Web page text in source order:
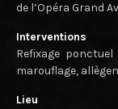
de l’Opéra Grand
Interventions
Refixage
marouflage,
Lieu